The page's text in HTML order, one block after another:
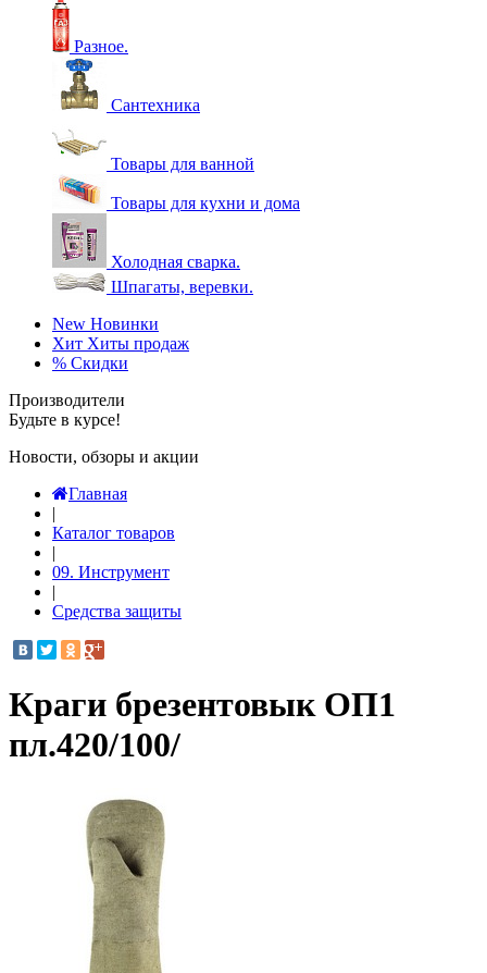
Разное.
Сантехника
Товары для ванной
Товары для кухни и дома
Холодная сварка.
Шпагаты, веревки.
New Новинки
Хит Хиты продаж
% Скидки
Производители
Будьте в курсе!
Новости, обзоры и акции
Главная
|
Каталог товаров
|
09. Инструмент
|
Средства защиты
Краги брезентовык ОП1
пл.420/100/